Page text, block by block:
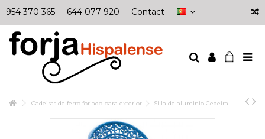
954 370 365 644 077 920 Contact
Cadeiras de ferro forjado para exterior Silla de aluminio Cedeira